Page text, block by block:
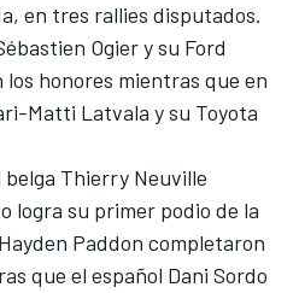
en tres rallies disputados.
Ogier y su Ford
los honores mientras que en
Matti Latvala y su Toyota
Thierry Neuville
logra su primer podio de la
Paddon completaron
que el español Dani Sordo